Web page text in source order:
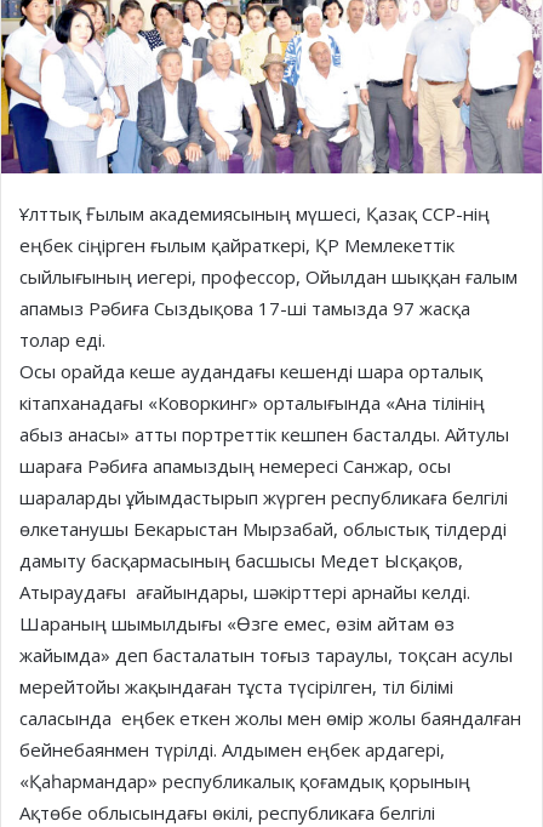
Ұлттық Ғылым академиясының мүшесі, Қазақ ССР-нің
еңбек сіңірген ғылым қайраткері, ҚР Мемлекеттік
сыйлығының иегері, профессор, Ойылдан шыққан ғалым
апамыз Рәбиға Сыздықова 17-ші тамызда 97 жасқа
толар еді.
Осы орайда кеше аудандағы кешенді шара орталық
кітапханадағы «Коворкинг» орталығында «Ана тілінің
абыз анасы» атты портреттік кешпен басталды. Айтулы
шараға Рәбиға апамыздың немересі Санжар, осы
шараларды ұйымдастырып жүрген республикаға белгілі
өлкетанушы Бекарыстан Мырзабай, облыстық тілдерді
дамыту басқармасының басшысы Медет Ысқақов,
Атыраудағы ағайындары, шәкірттері арнайы келді.
Шараның шымылдығы «Өзге емес, өзім айтам өз
жайымда» деп басталатын тоғыз тараулы, тоқсан асулы
мерейтойы жақындаған тұста түсірілген, тіл білімі
саласында еңбек еткен жолы мен өмір жолы баяндалған
бейнебаянмен түрілді. Алдымен еңбек ардагері,
«Қаһармандар» республикалық қоғамдық қорының
Ақтөбе облысындағы өкілі, республикаға белгілі